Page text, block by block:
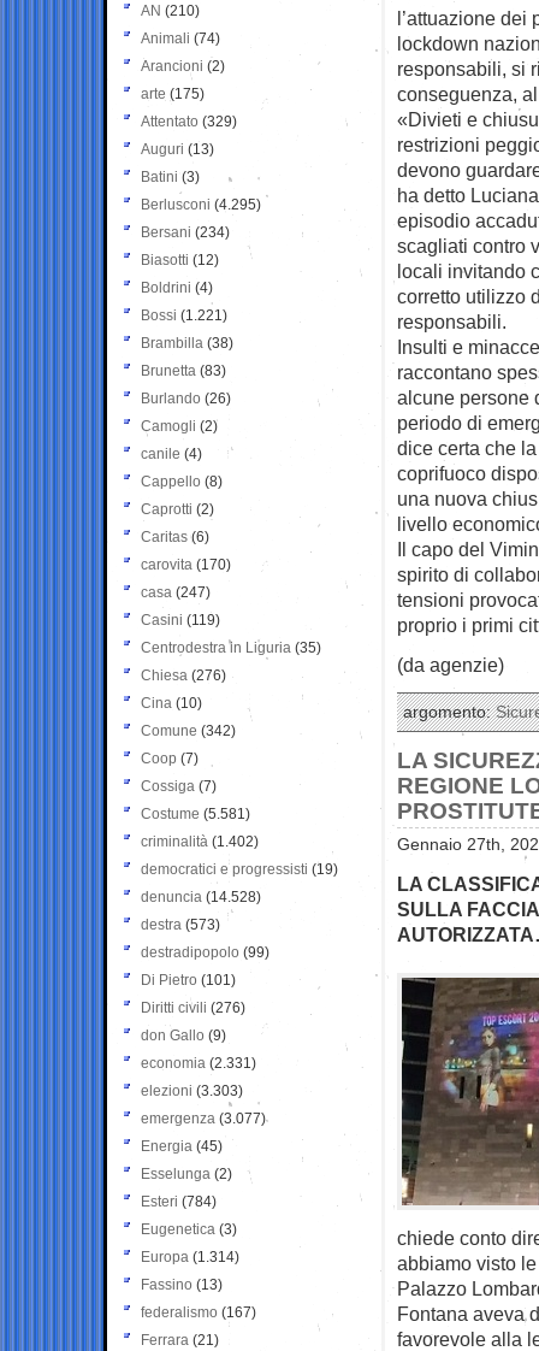
l’attuazione dei
lockdown
responsabili, si
conseguenza,
«Divieti e
restrizioni
devono
ha detto
episodio
scagliati contro
locali invitando
corretto utilizzo
responsabili.
Insulti e
raccontano
alcune persone
periodo di
dice certa che
coprifuoco
una nuova
livello
Il capo del
spirito di
tensioni
proprio i primi
(da agenzie)
argomento:
LA
REGIONE
Gennaio 27th,
LA
SULLA
chiede conto
abbiamo visto
Palazzo
Fontana aveva
favorevole alla
AN (210)
Animali (74)
Arancioni (2)
arte (175)
Attentato (329)
Auguri (13)
Batini (3)
Berlusconi (4.295)
Bersani (234)
Biasotti (12)
Boldrini (4)
Bossi (1.221)
Brambilla (38)
Brunetta (83)
Burlando (26)
Camogli (2)
canile (4)
Cappello (8)
Caprotti (2)
Caritas (6)
carovita (170)
casa (247)
Casini (119)
Centrodestra in Liguria (35)
Chiesa (276)
Cina (10)
Comune (342)
Coop (7)
Cossiga (7)
Costume (5.581)
criminalità (1.402)
democratici e progressisti (19)
denuncia (14.528)
destra (573)
destradipopolo (99)
Di Pietro (101)
Diritti civili (276)
don Gallo (9)
economia (2.331)
elezioni (3.303)
emergenza (3.077)
Energia (45)
Esselunga (2)
Esteri (784)
Eugenetica (3)
Europa (1.314)
Fassino (13)
federalismo (167)
Ferrara (21)